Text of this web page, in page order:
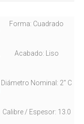
Forma: Cuadrado
Acabado: Liso
Diámetro Nominal: 2" C
Calibre / Espesor: 13.0